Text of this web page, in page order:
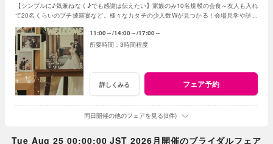
【シンプルに♪気兼ねなく♪でも感謝は伝えたい】家族のみ10名規模の会食～友人も入れ
て20名くらいのプチ披露宴など。様々なカタチの少人数Wが見つかる！会場見学や試食
11:00～ 14:00～ 17:00～
3時間程度
詳しくみる フェア予約
同日開催の他のフェアを見る(3件)
Tue Aug 25 00:00:00 JST 2026月開催のブライダルフェア